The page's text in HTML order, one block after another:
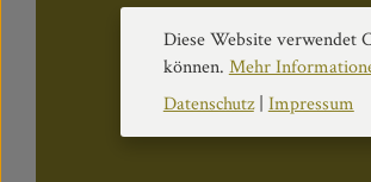
Diese Website verwendet
können. Mehr
Datenschutz| Impressum